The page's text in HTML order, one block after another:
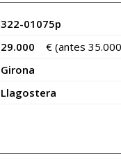
322-01075p
29.000 € (antes
Girona
Llagostera